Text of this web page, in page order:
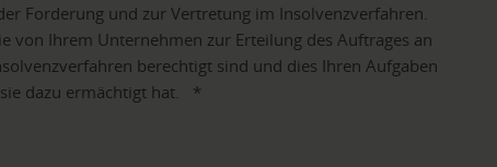
Forderung und zur Vertretung im Insolvenzverfahren.
von Ihrem Unternehmen zur Erteilung des Auftrages an
berechtigt sind und dies Ihren Aufgaben
dazu ermächtigt hat. *